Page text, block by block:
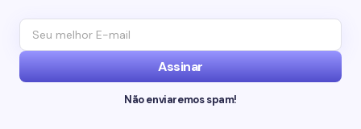
Assinar
Não enviaremos spam!